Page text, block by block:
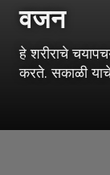
वजन
हे शरीराचे
करते. सकाळी